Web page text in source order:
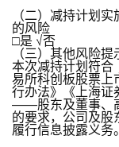
（二）减持计划
的风险
□是 √否
（三）其他风险提
本次减持计划符合
易所科创板股票上
行办法》《上海证
——股东及董事、
的要求，公司及
履行信息披露义务